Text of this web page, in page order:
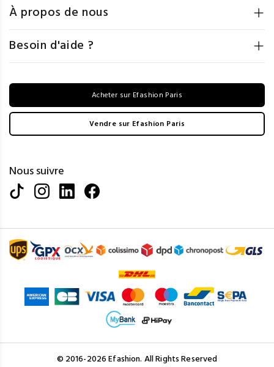
À propos de nous
Besoin d'aide ?
Acheter sur Efashion Paris
Vendre sur Efashion Paris
Nous suivre
© 2016-2026 Efashion. All Rights Reserved